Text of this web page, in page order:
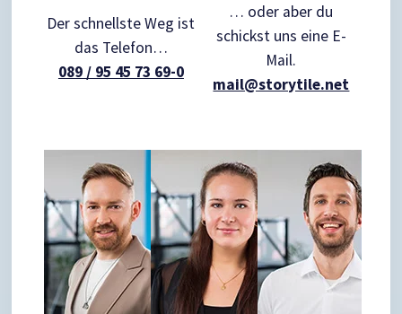
Der schnellste Weg ist
das Telefon…
089 / 95 45 73 69-0
… oder aber du
schickst uns eine E-
Mail.
mail@storytile.net